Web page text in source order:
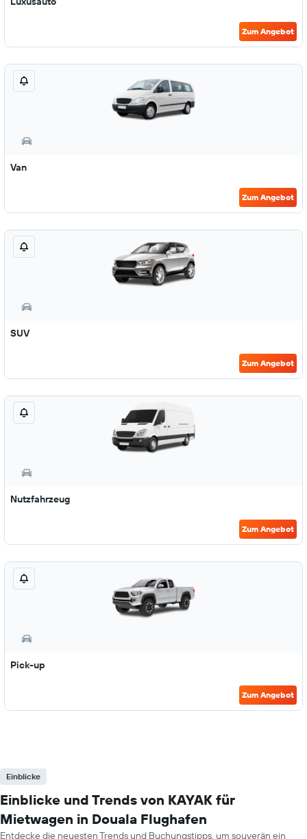
Zum Angebot
Van
Zum Angebot
SUV
Zum Angebot
Nutzfahrzeug
Zum Angebot
Pick-up
Zum Angebot
Einblicke
Einblicke und Trends von KAYAK für
Mietwagen in Douala Flughafen
Entdecke die neuesten Trends und Buchungstipps, um souverän ein